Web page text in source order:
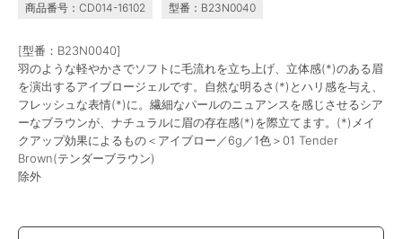
商品番号：CD014-16102 型番：B23N0040
[型番：B23N0040]
羽のような軽やかさでソフトに毛流れを立ち上げ、立体感(*)のある眉
を演出するアイブロージェルです。自然な明るさ(*)とハリ感を与え、
フレッシュな表情(*)に。繊細なパールのニュアンスを感じさせるシア
ーなブラウンが、ナチュラルに眉の存在感(*)を際立てます。(*)メイ
クアップ効果によるもの＜アイブロー／6g／1色＞01 Tender
Brown(テンダーブラウン)
除外